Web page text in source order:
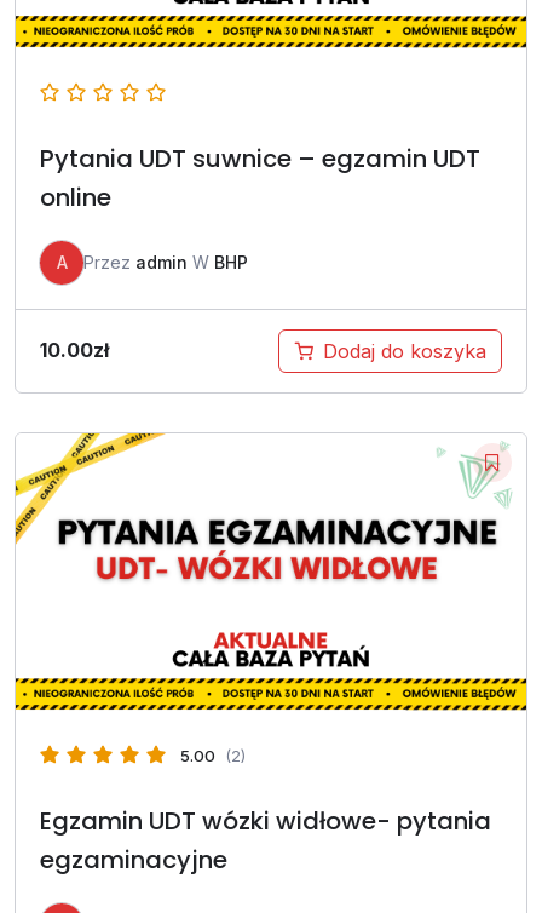
Pytania UDT suwnice – egzamin UDT
online
A Przez admin W BHP
10.00zł Dodaj do koszyka
5.00 (2)
Egzamin UDT wózki widłowe- pytania
egzaminacyjne